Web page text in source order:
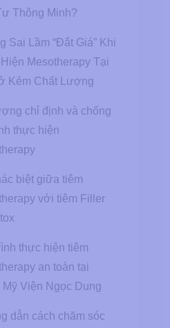
Thông Minh?
Sai Lầm “Đắt Giá” Khi
Mesotherapy Tại
Kém Chất Lượng
chỉ định và chống
thực hiện
biệt giữa tiêm
với tiêm Filler
thực hiện tiêm
an toàn tại
Mỹ Viện Ngọc Dung
dẫn cách chăm sóc